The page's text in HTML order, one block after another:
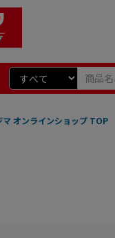
オンラインショップ TOP